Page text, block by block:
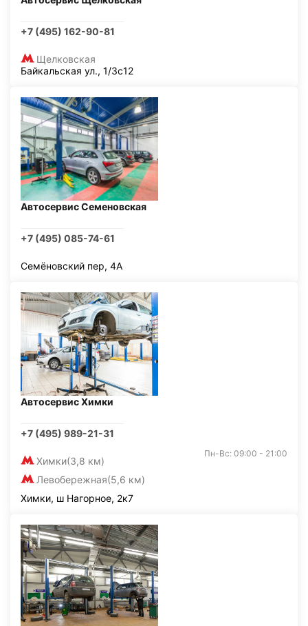
+7 (495) 162-90-81
Щелковская
Байкальская ул., 1/3с12
Автосервис Семеновская
+7 (495) 085-74-61
Семёновский пер, 4А
Автосервис Химки
+7 (495) 989-21-31
Химки(3,8 км)
Левобережная(5,6 км)
Пн-Вс: 09:00 - 21:00
Химки, ш Нагорное, 2к7